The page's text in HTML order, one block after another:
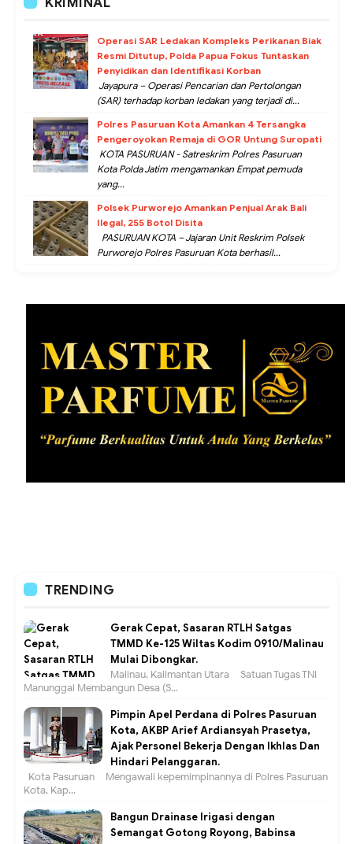
Operasi SAR Ledakan Kompleks Perikanan Biak
Resmi Ditutup, Polda Papua Fokus Tuntaskan
Penyidikan dan Identifikasi Korban
Jayapura – Operasi Pencarian dan Pertolongan
(SAR) terhadap korban ledakan yang terjadi di...
Polres Pasuruan Kota Amankan 4 Tersangka
Pengeroyokan Remaja di GOR Untung Suropati
KOTA PASURUAN - Satreskrim Polres Pasuruan
Kota Polda Jatim mengamankan Empat pemuda
yang...
Polsek Purworejo Amankan Penjual Arak Bali
Ilegal, 255 Botol Disita
PASURUAN KOTA – Jajaran Unit Reskrim Polsek
Purworejo Polres Pasuruan Kota berhasil...
TRENDING
Gerak Cepat, Sasaran RTLH Satgas
TMMD Ke-125 Wiltas Kodim 0910/Malinau
Mulai Dibongkar.
Malinau, Kalimantan Utara – Satuan Tugas TNI
Manunggal Membangun Desa (S...
Pimpin Apel Perdana di Polres Pasuruan
Kota, AKBP Arief Ardiansyah Prasetya,
Ajak Personel Bekerja Dengan Ikhlas Dan
Hindari Pelanggaran.
Kota Pasuruan – Mengawali kepemimpinannya di Polres Pasuruan
Kota, Kap...
Bangun Drainase Irigasi dengan
Semangat Gotong Royong, Babinsa